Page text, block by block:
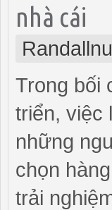
nhà cái
Trong bối
triển, việc
những
chọn
trải